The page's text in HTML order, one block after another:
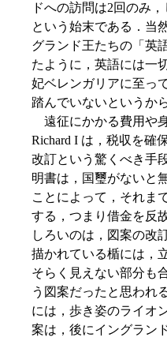
ドへの訪問は2回のみ
という始末である．当
グランド王たちの「英
たように，英語には一
妃ベレンガリアに至っ
踏んでいないというか
遠征にかかる費用や
Richard I は，税収を確
改訂という驚くべき手
明書は，国璽がないと
ことによって，それま
する，つまり借金を反
しろいのは，図案の改
描かれている楯には，
そらく見えない部分も
う図案だったと思われ
には，歩き姿のライオ
案は，後にイングラン